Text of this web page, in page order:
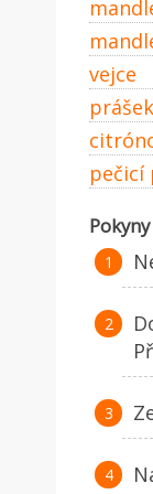
vejce
pečicí
Pokyny